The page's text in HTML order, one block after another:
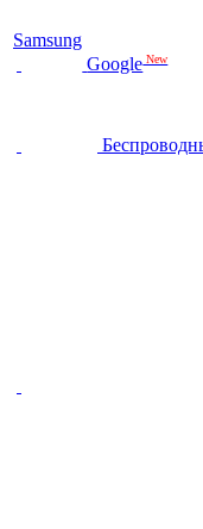
Samsung
Google New